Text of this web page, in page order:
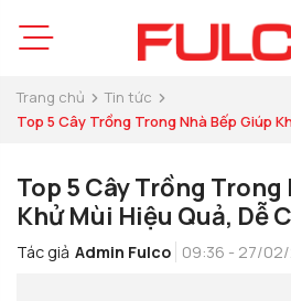
Trang chủ
Tin tức
Top 5 Cây Trồng Trong Nhà Bếp Giúp
Top 5 Cây Trồng Trong
Khử Mùi Hiệu Quả, Dễ
Tác giả Admin Fulco 09:36 - 27/